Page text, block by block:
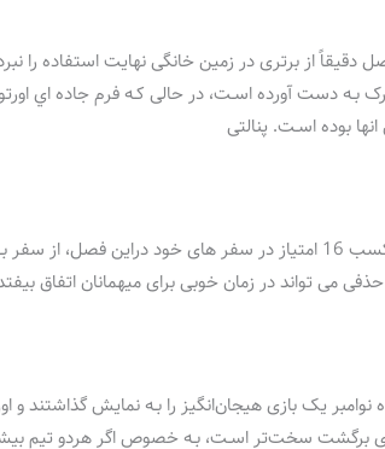
بوده اسـت. پنالتی
تافی‌ها پس از کسب 16 امتیاز در سفر های خود دراین
می تواند در زمان خوبی برای میهمانان اتفاق
برگشت سخت‌تر اسـت، بـه خصوص اگر هردو تیم